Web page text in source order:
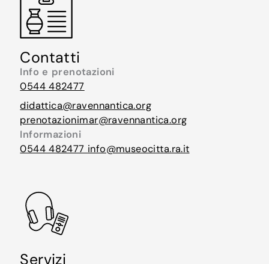
Contatti
Info e prenotazioni
0544 482477
didattica@ravennantica.org
prenotazionimar@ravennantica.org
Informazioni
0544 482477 info@museocitta.ra.it
Servizi